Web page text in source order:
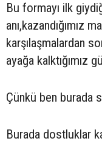
Bu formayı ilk
anı,kazandığımız
karşılaşmalardan
ayağa kalktığımız
Çünkü ben burada
Burada dostluklar